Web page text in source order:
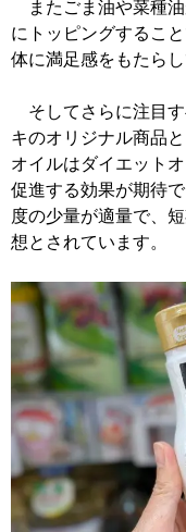
またごま油や菜種
にトッピングするこ
体に満足感をもたらし
そしてさらに注目
キのオリジナル商品
オイルはダイエット
促進する効果が期待
度の少量が適量で、
想とされています。